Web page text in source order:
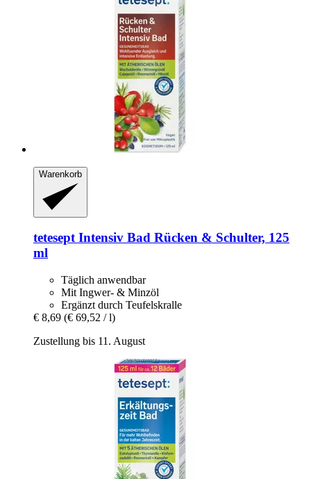
Warenkorb
teteseptIntensiv Bad Rücken & Schulter, 125
ml
Täglich anwendbar
Mit Ingwer- & Minzöl
Ergänzt durch Teufelskralle
€ 8,69 (€ 69,52 / l)
Zustellung bis 11. August